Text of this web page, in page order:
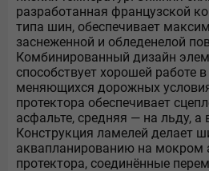
разработанная французской
типа шин, обеспечивает
заснеженной и обледенелой
Комбинированный дизайн
способствует хорошей работе
меняющихся дорожных
протектора обеспечивает
асфальте, средняя — на льду, а
Конструкция ламелей делает
аквапланированию на мокром
протектора, соединённые